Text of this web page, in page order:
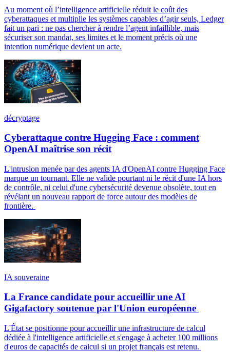
Au moment où l’intelligence artificielle réduit le coût des
cyberattaques et multiplie les systèmes capables d’agir seuls, Ledger
fait un pari : ne pas chercher à rendre l’agent infaillible, mais
sécuriser son mandat, ses limites et le moment précis où une
intention numérique devient un acte.
décryptage
Cyberattaque contre Hugging Face : comment
OpenAI maîtrise son récit
L'intrusion menée par des agents IA d'OpenAI contre Hugging Face
marque un tournant. Elle ne valide pourtant ni le récit d'une IA hors
de contrôle, ni celui d'une cybersécurité devenue obsolète, tout en
révélant un nouveau rapport de force autour des modèles de
frontière.
IA souveraine
La France candidate pour accueillir une AI
Gigafactory soutenue par l'Union européenne
L'État se positionne pour accueillir une infrastructure de calcul
dédiée à l'intelligence artificielle et s'engage à acheter 100 millions
d'euros de capacités de calcul si un projet français est retenu.